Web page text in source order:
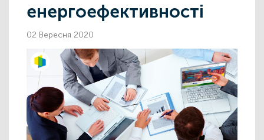
енергоефективності
02 Вересня 2020